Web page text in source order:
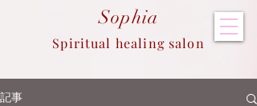
Sophia
Spiritual healing salon
記事